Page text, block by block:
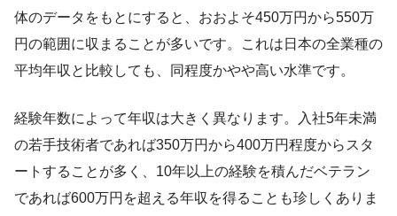
体のデータをもとにすると、おおよそ450万円から550万
円の範囲に収まることが多いです。これは日本の全業種の
平均年収と比較しても、同程度かやや高い水準です。
経験年数によって年収は大きく異なります。入社5年未満
の若手技術者であれば350万円から400万円程度からスタ
ートすることが多く、10年以上の経験を積んだベテラン
であれば600万円を超える年収を得ることも珍しくありま